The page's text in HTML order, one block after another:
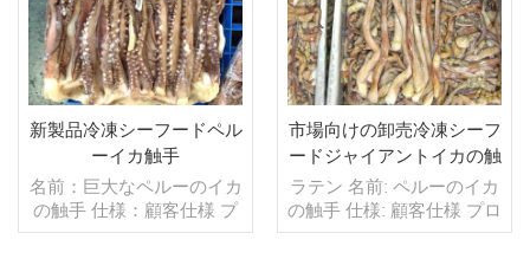
新製品冷凍シーフードペル
ーイカ触手
名前：巨大なペルーのイカ
の触手 仕様：顧客仕様 プ
ロセス：カット グレージ
市場向けの卸売冷凍シーフ
ードジャイアントイカの触
手
ラテン 名前: ペルーのイカ
の触手 仕様: 顧客仕様 プロ
セス: カット 釉薬: BQF